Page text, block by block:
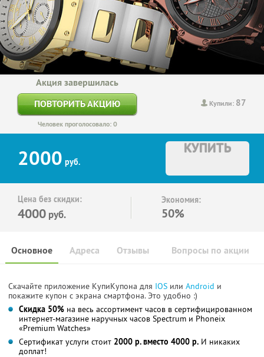
Купили: 87
Акция завершилась
ПОВТОРИТЬ АКЦИЮ
Человек проголосовало: 0
2000 руб.
КУПИТЬ
Цена без скидки:
4000 руб.
Экономия:
50%
Основное Отзывы Вопросы по акции
Адреса
Скачайте приложение КупиКупона для IOS или Android и
покажите купон с экрана смартфона. Это удобно :)
Скидка 50% на весь ассортимент часов в сертифицированном
интернет-магазине наручных часов Spectrum и Phoneix
«Premium Watches»
Сертификат услуги стоит 2000 р. вместо 4000 р. И никаких
доплат!